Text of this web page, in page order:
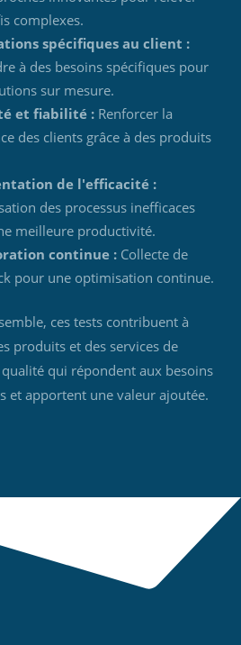
complexes.
spécifiques au client :
à des besoins spécifiques pour
sur mesure.
et fiabilité : Renforcer la
des clients grâce à des produits
de l'efficacité :
des processus inefficaces
meilleure productivité.
continue : Collecte de
pour une optimisation continue.
ces tests contribuent à
produits et des services de
qui répondent aux besoins
et apportent une valeur ajoutée.